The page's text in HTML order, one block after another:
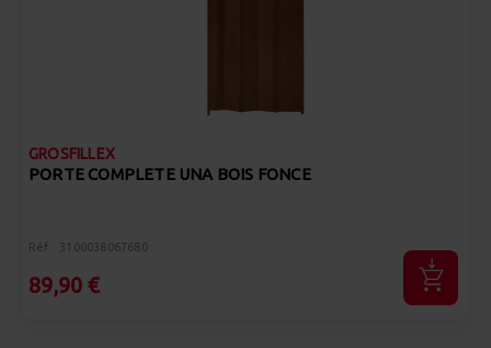
GROSFILLEX
PORTE COMPLETE UNA BOIS FONCE
Réf : 3100038067680
89,90 €